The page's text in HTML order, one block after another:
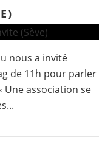
nous a invité
de 11h pour parler
Une association se